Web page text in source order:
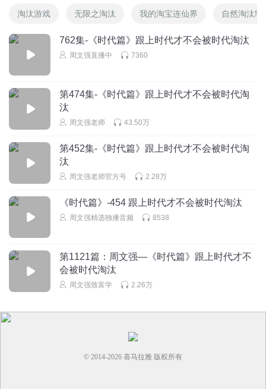
淘汰游戏 无限之淘汰 我的淘宝连仙界 自然淘汰制
762集-《时代篇》跟上时代才不会被时代淘汰
周文强直播中 7360
第474集-《时代篇》跟上时代才不会被时代淘
汰
周文强老师 43.50万
第452集-《时代篇》跟上时代才不会被时代淘
汰
周文强老师官方号 2.28万
《时代篇》-454 跟上时代才不会被时代淘汰
周文强精选独播音频 8538
第1121篇：周文强—《时代篇》跟上时代才不
会被时代淘汰
周文强致富学 2.26万
© 2014-2026 喜马拉雅 版权所有